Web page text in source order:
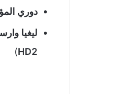
دوري
ليغيا
HD2
)